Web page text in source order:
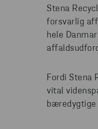
Stena
forsvarlig
hele
Fordi Stena
vital
bæredygtige